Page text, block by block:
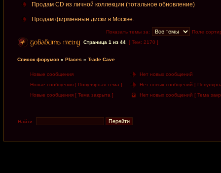
Продам CD из личной коллекции (тотальное обновление)
Продам фирменные диски в Москве.
Показать темы за:
Поле
Страница 1 из 44 [ Тем: 2170 ]
Список форумов » Places » Trade Cave
Новые сообщения
Нет новых сообщений
Новые сообщения [ Популярная тема ]
Нет новых сообщений [
Новые сообщения [ Тема закрыта ]
Нет новых сообщений [ Тема
Найти: